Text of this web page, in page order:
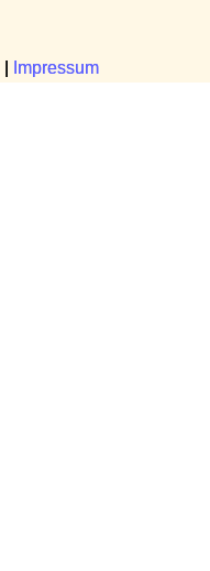
Impressum
Impressum